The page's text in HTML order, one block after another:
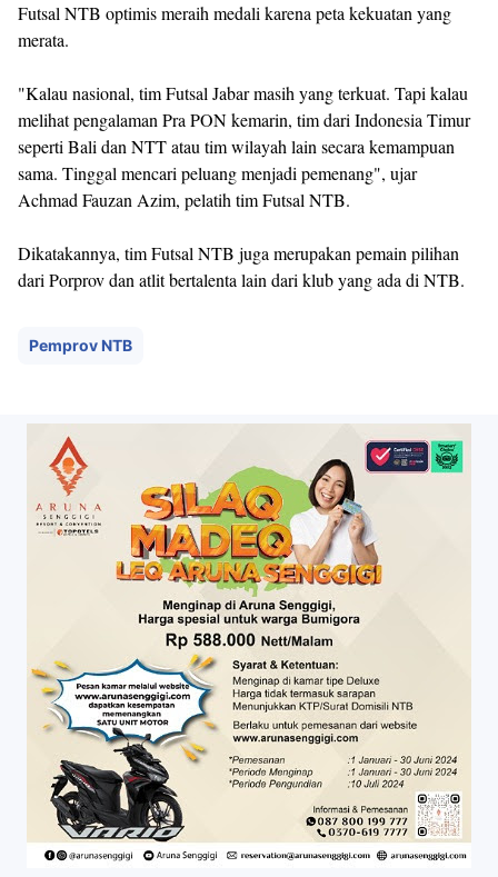
Futsal NTB optimis meraih medali karena peta kekuatan yang
merata.
"Kalau nasional, tim Futsal Jabar masih yang terkuat. Tapi kalau
melihat pengalaman Pra PON kemarin, tim dari Indonesia Timur
seperti Bali dan NTT atau tim wilayah lain secara kemampuan
sama. Tinggal mencari peluang menjadi pemenang", ujar
Achmad Fauzan Azim, pelatih tim Futsal NTB.
Dikatakannya, tim Futsal NTB juga merupakan pemain pilihan
dari Porprov dan atlit bertalenta lain dari klub yang ada di NTB.
Pemprov NTB